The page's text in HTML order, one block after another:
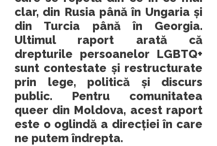
clar, din Rusia până în Ungaria și
din Turcia până în Georgia.
Ultimul raport arată că
drepturile persoanelor LGBTQ+
sunt contestate și restructurate
prin lege, politică și discurs
public. Pentru comunitatea
queer din Moldova, acest raport
este o oglindă a direcției în care
ne putem îndrepta.